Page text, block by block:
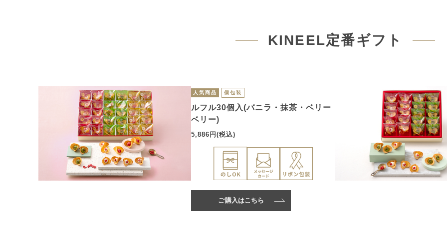
KINEEL定番ギフト
人気商品 個包装
ルフル30個入(バニラ・抹茶・ベリー
ベリー)
5,886円(税込)
ご購入はこちら